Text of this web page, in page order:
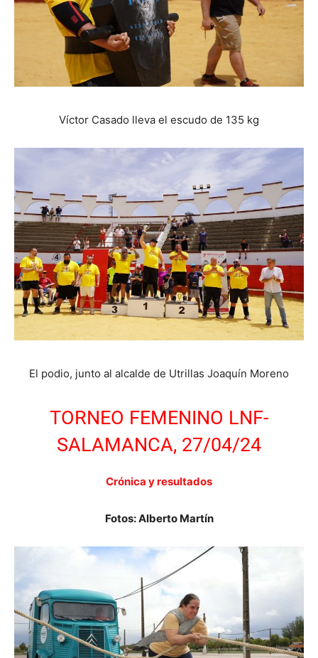
Víctor Casado lleva el escudo de 135 kg
El podio, junto al alcalde de Utrillas Joaquín Moreno
TORNEO FEMENINO LNF-
SALAMANCA, 27/04/24
Crónica y resultados
Fotos: Alberto Martín